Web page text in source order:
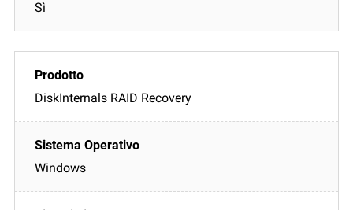
Sì
DiskInternals RAID Recovery
Windows